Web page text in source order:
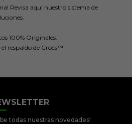
Perú
línea
Revisa aquí nuestro sistema de
100% Originales.
respaldo de Crocs™
todas nuestras novedades!